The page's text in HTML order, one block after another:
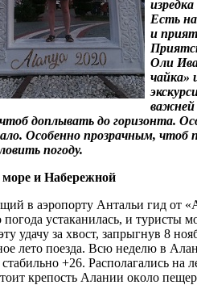
Есть
и
Оли
чайка»
важней
доплывать до горизонта.
Особенно прозрачным, чтоб
погоду.
и Набережной
в аэропорту Антальи гид от
устаканилась, и туристы
удачу за хвост, запрыгнув 8
лето поезда. Всю неделю в
стабильно +26. Располагались
кpeпocть Aлaнии oкoлo